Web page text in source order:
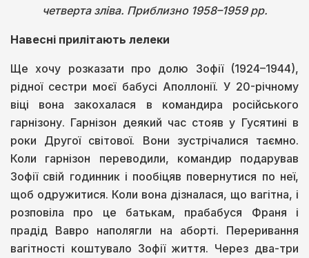
четверта зліва. Приблизно 1958–1959 рр.
Навесні прилітають лелеки
Ще хочу розказати про долю Зофії (1924–1944),
рідної сестри моєї бабусі Аполлонії. У 20-річному
віці вона закохалася в командира російського
гарнізону. Гарнізон деякий час стояв у Гусятині в
роки Другої світової. Вони зустрічалися таємно.
Коли гарнізон переводили, командир подарував
Зофії свій годинник і пообіцяв повернутися по неї,
щоб одружитися. Коли вона дізналася, що вагітна, і
розповіла про це батькам, прабабуся Франя і
прадід Вавро наполягли на аборті. Переривання
вагітності коштувало Зофії життя. Через два-три